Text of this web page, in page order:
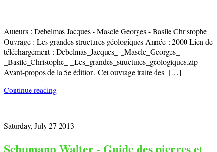
Auteurs : Debelmas Jacques - Mascle Georges - Basile Christophe
Ouvrage : Les grandes structures géologiques Année : 2000 Lien de
téléchargement : Debelmas_Jacques_-_Mascle_Georges_-
_Basile_Christophe_-_Les_grandes_structures_geologiques.zip
Avant-propos de la 5e édition. Cet ouvrage traite des […]
Continue reading
Saturday, July 27 2013
Schumann Walter - Guide des pierres et